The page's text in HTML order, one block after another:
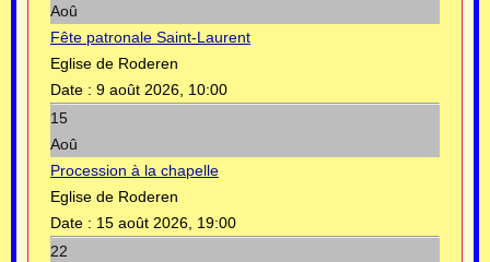
Aoû
Fête patronale Saint-Laurent
Eglise de Roderen
Date : 9 août 2026, 10:00
15
Aoû
Procession à la chapelle
Eglise de Roderen
Date : 15 août 2026, 19:00
22